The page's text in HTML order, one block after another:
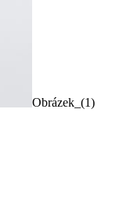
Obrázek_(1)